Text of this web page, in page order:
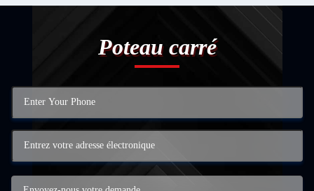
Poteau carré